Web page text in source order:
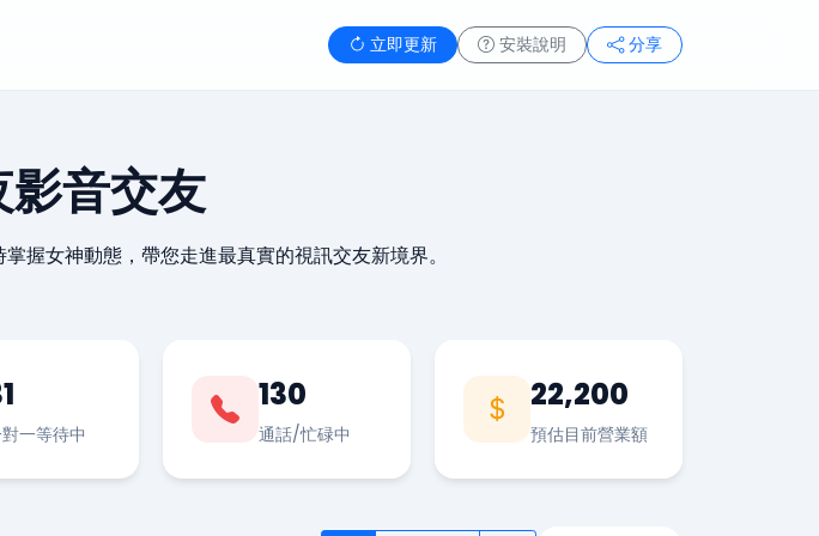
立即更新 安裝說明 分享
音交友
握女神動態，帶您走進最真實的視訊交友新境界。
一等待中
130
通話/忙碌中
22,200
預估目前營業額